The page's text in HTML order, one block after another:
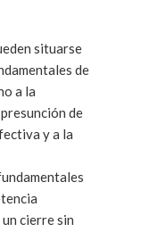
situarse
de
a la
de
y a la
cierre sin